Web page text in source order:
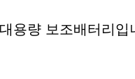
용량 보조배터리